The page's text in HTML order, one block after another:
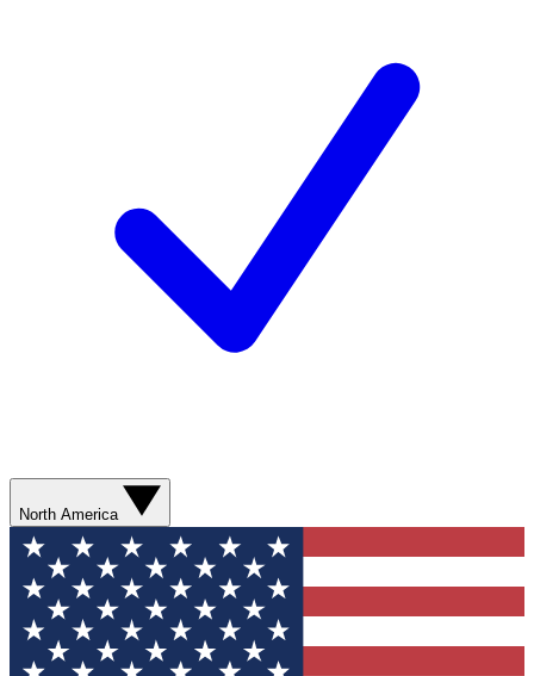
North America